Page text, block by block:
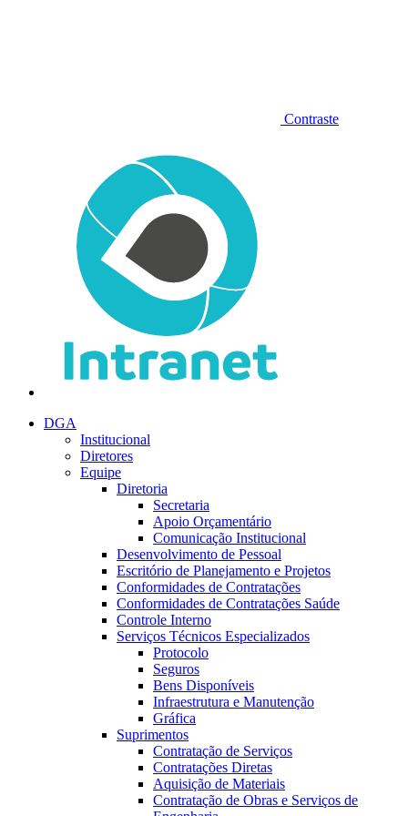
Contraste
DGA
Institucional
Diretores
Equipe
Diretoria
Secretaria
Apoio Orçamentário
Comunicação Institucional
Desenvolvimento de Pessoal
Escritório de Planejamento e Projetos
Conformidades de Contratações
Conformidades de Contratações Saúde
Controle Interno
Serviços Técnicos Especializados
Protocolo
Seguros
Bens Disponíveis
Infraestrutura e Manutenção
Gráfica
Suprimentos
Contratação de Serviços
Contratações Diretas
Aquisição de Materiais
Contratação de Obras e Serviços de